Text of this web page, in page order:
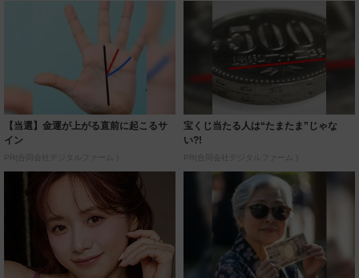
【当選】金運が上がる直前に起こるサ
イン
PR(合同会社デジタルファーム )
宝くじ当たる人は“たまたま”じゃな
い?!
PR(合同会社デジタルファーム )